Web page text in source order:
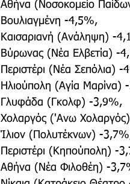
Αθήνα (Νοσοκομείο
Βουλιαγμένη -4,5%,
Καισαριανή (Ανάληψη) -
Βύρωνας (Νέα Ελβετία) -
Περιστέρι (Νέα Σεπόλια) -
Ηλιούπολη (Αγία Μαρίνα)
Γλυφάδα (Γκολφ) -3,9%,
Χολαργός ('Ανω
Ίλιον (Πολυτέκνων) -
Περιστέρι (Κηπούπολη) -
Αθήνα (Νέα Φιλοθέη) -